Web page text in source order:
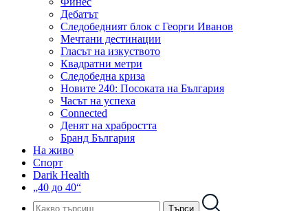
Дебатът
Следобедният блок с Георги Иванов
Мечтани дестинации
Гласът на изкуството
Квадратни метри
Следобедна криза
Новите 240: Посоката на България
Часът на успеха
Connected
Денят на храбростта
Бранд България
На живо
Спорт
Darik Health
„40 до 40“